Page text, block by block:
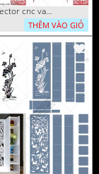
file vector cnc vach tho tranh phong tho dang cap
THÊM VÀO GIỎ